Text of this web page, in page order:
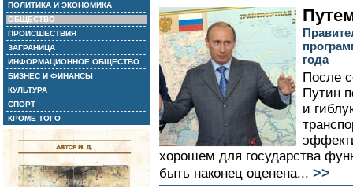
ПОЛИТИКА И ЭКОНОМИКА
ОБЩЕСТВО
ПРОИСШЕСТВИЯ
ЗАГРАНИЦА
ИНФОРМАЦИОННОЕ ОБЩЕСТВО
БИЗНЕС И ФИНАНСЫ
КУЛЬТУРА
СПОРТ
КРОМЕ ТОГО
года
После
Путин
и
хорошем для государства
быть наконец оценена... >>